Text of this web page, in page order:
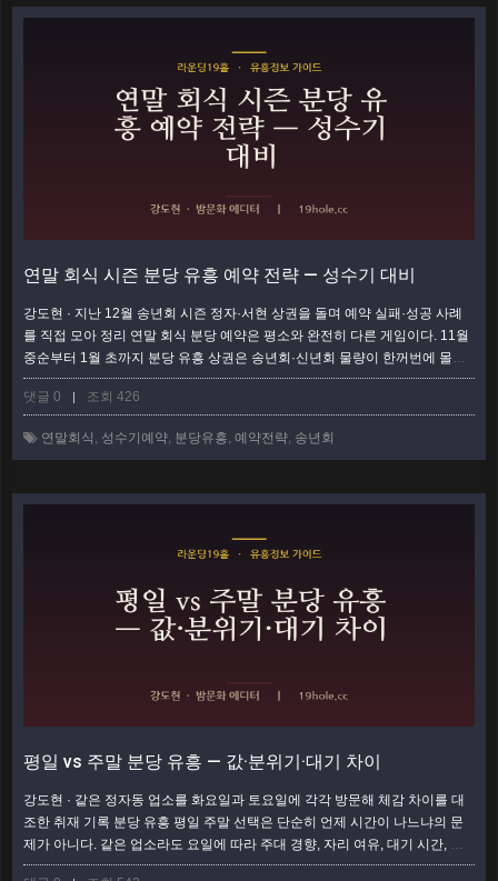
연말 회식 시즌 분당 유흥 예약 전략 — 성수기 대비
강도현 · 지난 12월 송년회 시즌 정자·서현 상권을 돌며 예약 실패·성공 사례
를 직접 모아 정리 연말 회식 분당 예약은 평소와 완전히 다른 게임이다. 11월
중순부터 1월 초까지 분당 유흥 상권은 송년회·신년회 물량이 한꺼번에 몰려,
아무 준비 없이 당일에 움직이면 원하는 룸은커녕 자리 자체를 못 잡는 일이
흔하다. 이 글은 성수기 예약을 실패 없이 끝내기 위한 흐름을 1단계부터 6단
부터 못 박는다 (D-3주가 마지노선) 성수기 예약의 8할은 타이밍에서 갈…
댓글 0 | 조회 426
연말회식 , 성수기예약, 분당유흥, 예약전략, 송년회
평일 vs 주말 분당 유흥 — 값·분위기·대기 차이
강도현 · 같은 정자동 업소를 화요일과 토요일에 각각 방문해 체감 차이를 대
조한 취재 기록 분당 유흥 평일 주말 선택은 단순히 언제 시간이 나느냐의 문
제가 아니다. 같은 업소라도 요일에 따라 주대 경향, 자리 여유, 대기 시간, 심
지어 분위기의 온도까지 확 달라진다. 화요일 밤의 정자동과 토요일 밤의 정자